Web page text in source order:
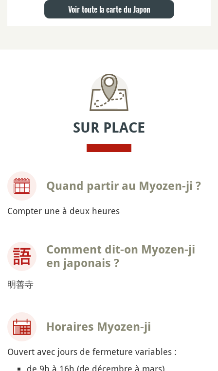
Voir toute la carte du Japon
SUR PLACE
Quand partir au Myozen-ji ?
Compter une à deux heures
Comment dit-on Myozen-ji
en japonais ?
明善寺
Horaires Myozen-ji
Ouvert avec jours de fermeture variables :
de 9h à 16h (de décembre à mars)